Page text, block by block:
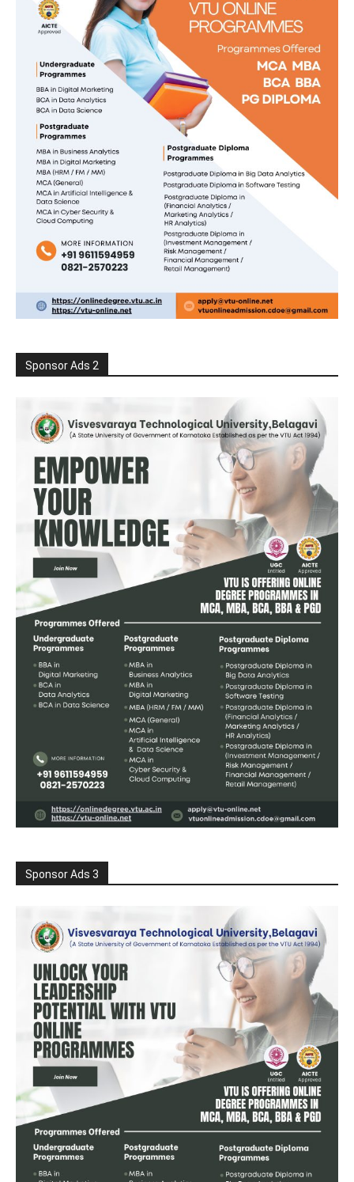
Sponsor Ads 2
Sponsor Ads 3